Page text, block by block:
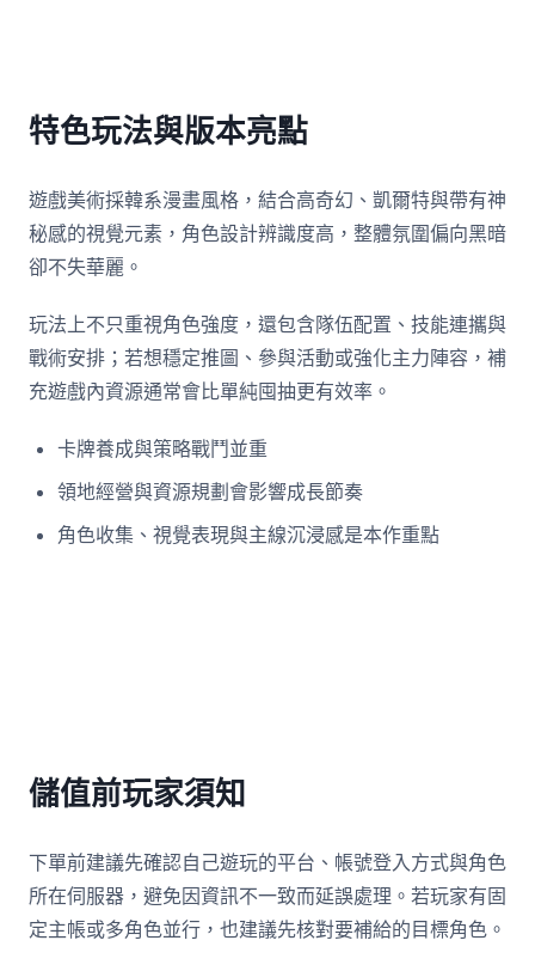
特色玩法與版本亮點
遊戲美術採韓系漫畫風格，結合高奇幻、凱爾特與帶有神
秘感的視覺元素，角色設計辨識度高，整體氛圍偏向黑暗
卻不失華麗。
玩法上不只重視角色強度，還包含隊伍配置、技能連攜與
戰術安排；若想穩定推圖、參與活動或強化主力陣容，補
充遊戲內資源通常會比單純囤抽更有效率。
卡牌養成與策略戰鬥並重
領地經營與資源規劃會影響成長節奏
角色收集、視覺表現與主線沉浸感是本作重點
儲值前玩家須知
下單前建議先確認自己遊玩的平台、帳號登入方式與角色
所在伺服器，避免因資訊不一致而延誤處理。若玩家有固
定主帳或多角色並行，也建議先核對要補給的目標角色。